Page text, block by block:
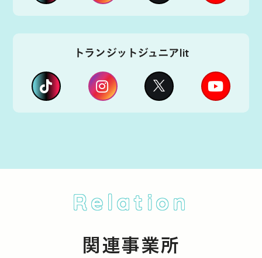
トランジットジュニアlit
Relation
関連事業所